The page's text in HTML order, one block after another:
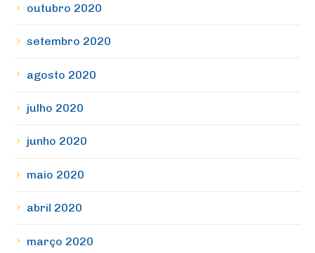
outubro 2020
setembro 2020
agosto 2020
julho 2020
junho 2020
maio 2020
abril 2020
março 2020